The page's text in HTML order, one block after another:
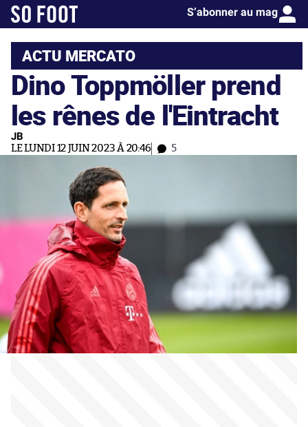
S’abonner au mag
ACTU MERCATO
Dino Toppmöller prend
les rênes de l'Eintracht
JB
LE LUNDI 12 JUIN 2023 À 20:46 5